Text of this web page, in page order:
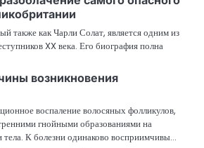
также как Чарли Солат, является одним из
XX века. Его биография полна
возникновения
воспаление волосяных фолликулов,
гнойными образованиями на
тела. К болезни одинаково восприимчивы…